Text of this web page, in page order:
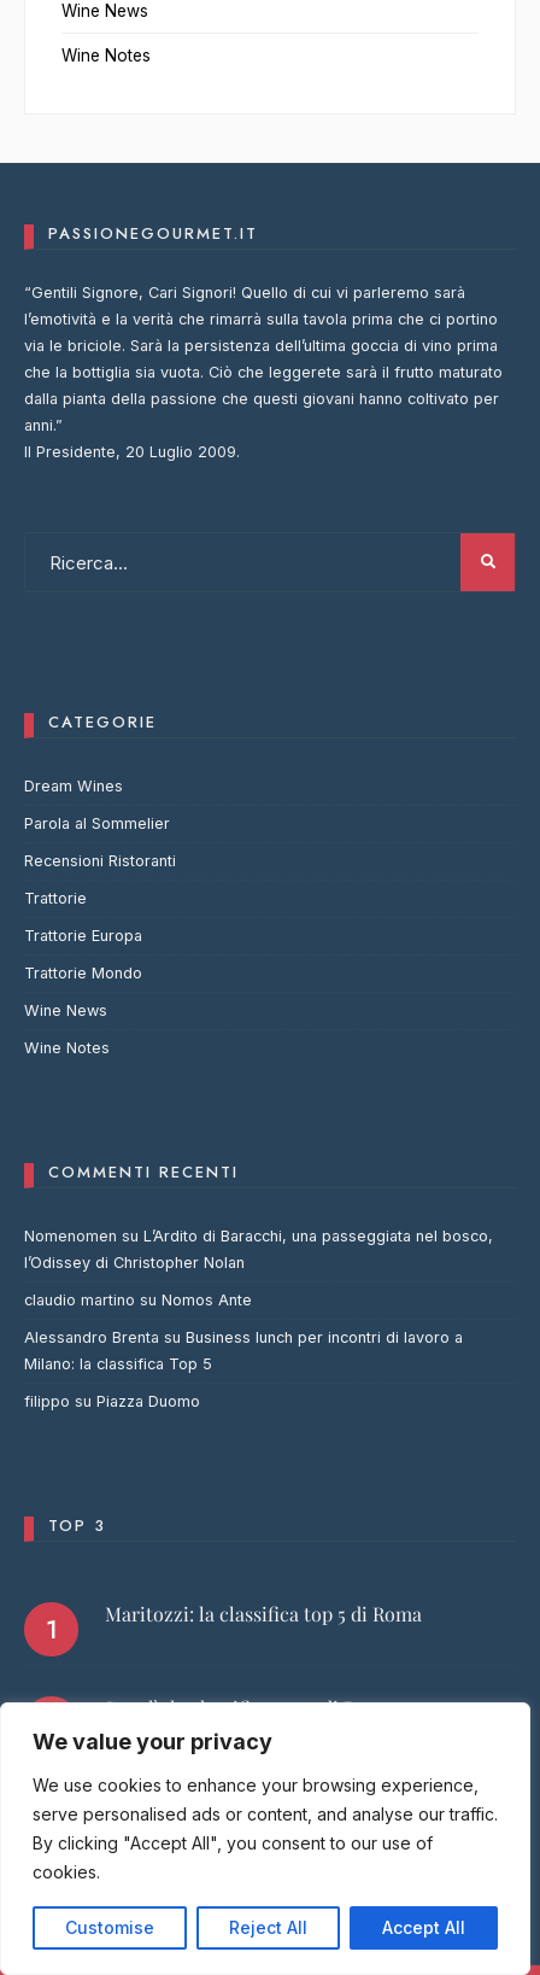
We value your privacy
We use cookies to enhance your browsing experience,
serve personalised ads or content, and analyse our traffic.
By clicking "Accept All", you consent to our use of
cookies.
Customise Reject All Accept All
Wine News
Wine Notes
PASSIONEGOURMET.IT
“Gentili Signore, Cari Signori! Quello di cui vi parleremo sarà
l’emotività e la verità che rimarrà sulla tavola prima che ci portino
via le briciole. Sarà la persistenza dell’ultima goccia di vino prima
che la bottiglia sia vuota. Ciò che leggerete sarà il frutto maturato
dalla pianta della passione che questi giovani hanno coltivato per
anni.”
Il Presidente, 20 Luglio 2009.
CATEGORIE
Dream Wines
Parola al Sommelier
Recensioni Ristoranti
Trattorie
Trattorie Europa
Trattorie Mondo
Wine News
Wine Notes
COMMENTI RECENTI
Nomenomen su L’Ardito di Baracchi, una passeggiata nel bosco,
l’Odissey di Christopher Nolan
claudio martino su Nomos Ante
Alessandro Brenta su Business lunch per incontri di lavoro a
Milano: la classifica Top 5
filippo su Piazza Duomo
TOP 3
Maritozzi: la classifica top 5 di Roma
Supplì: la classifica top 5 di Roma
La Bettolina